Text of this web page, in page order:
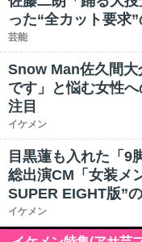
った“全カット要求
芸能
Snow Man佐久間
です」と悩む女性
注目
イケメン
目黒蓮も入れた「9
総出演CM「女装メ
SUPER EIGHT版”
イケメン